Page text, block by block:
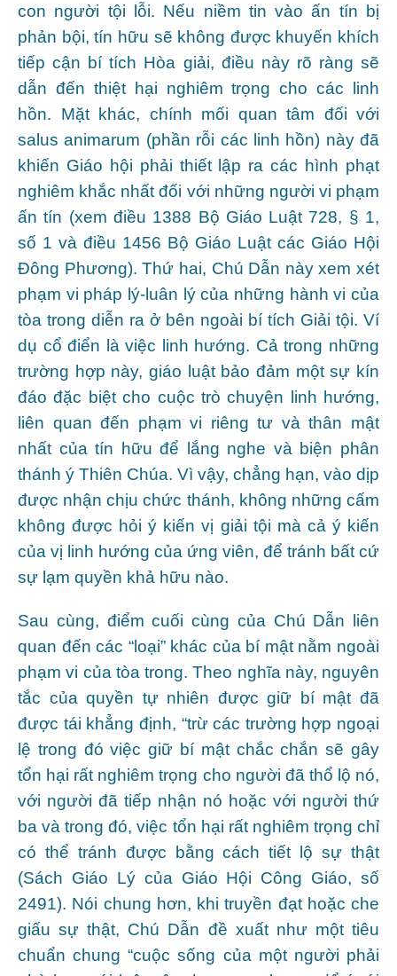
con người tội lỗi. Nếu niềm tin vào ấn tín bị
phản bội, tín hữu sẽ không được khuyến khích
tiếp cận bí tích Hòa giải, điều này rõ ràng sẽ
dẫn đến thiệt hại nghiêm trọng cho các linh
hồn. Mặt khác, chính mối quan tâm đối với
salus animarum (phần rỗi các linh hồn) này đã
khiến Giáo hội phải thiết lập ra các hình phạt
nghiêm khắc nhất đối với những người vi phạm
ấn tín (xem điều 1388 Bộ Giáo Luật 728, § 1,
số 1 và điều 1456 Bộ Giáo Luật các Giáo Hội
Đông Phương). Thứ hai, Chú Dẫn này xem xét
phạm vi pháp lý-luân lý của những hành vi của
tòa trong diễn ra ở bên ngoài bí tích Giải tội. Ví
dụ cổ điển là việc linh hướng. Cả trong những
trường hợp này, giáo luật bảo đảm một sự kín
đáo đặc biệt cho cuộc trò chuyện linh hướng,
liên quan đến phạm vi riêng tư và thân mật
nhất của tín hữu để lắng nghe và biện phân
thánh ý Thiên Chúa. Vì vậy, chẳng hạn, vào dịp
được nhận chịu chức thánh, không những cấm
không được hỏi ý kiến vị giải tội mà cả ý kiến
của vị linh hướng của ứng viên, để tránh bất cứ
sự lạm quyền khả hữu nào.
Sau cùng, điểm cuối cùng của Chú Dẫn liên
quan đến các “loại” khác của bí mật nằm ngoài
phạm vi của tòa trong. Theo nghĩa này, nguyên
tắc của quyền tự nhiên được giữ bí mật đã
được tái khẳng định, “trừ các trường hợp ngoại
lệ trong đó việc giữ bí mật chắc chắn sẽ gây
tổn hại rất nghiêm trọng cho người đã thổ lộ nó,
với người đã tiếp nhận nó hoặc với người thứ
ba và trong đó, việc tổn hại rất nghiêm trọng chỉ
có thể tránh được bằng cách tiết lộ sự thật
(Sách Giáo Lý của Giáo Hội Công Giáo, số
2491). Nói chung hơn, khi truyền đạt hoặc che
giấu sự thật, Chú Dẫn đề xuất như một tiêu
chuẩn chung “cuộc sống của một người phải